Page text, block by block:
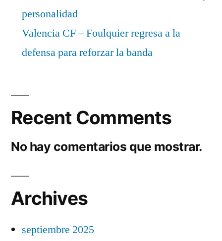
personalidad
Valencia CF – Foulquier regresa a la
defensa para reforzar la banda
Recent Comments
No hay comentarios que mostrar.
Archives
septiembre 2025